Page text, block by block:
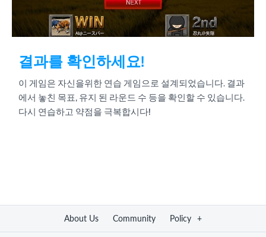
결과를 확인하세요!
이 게임은 자신을위한 연습 게임으로 설계되었습니다. 결과
에서 놓친 목표, 유지 된 라운드 수 등을 확인할 수 있습니다.
다시 연습하고 약점을 극복합시다!
About Us Community Policy +